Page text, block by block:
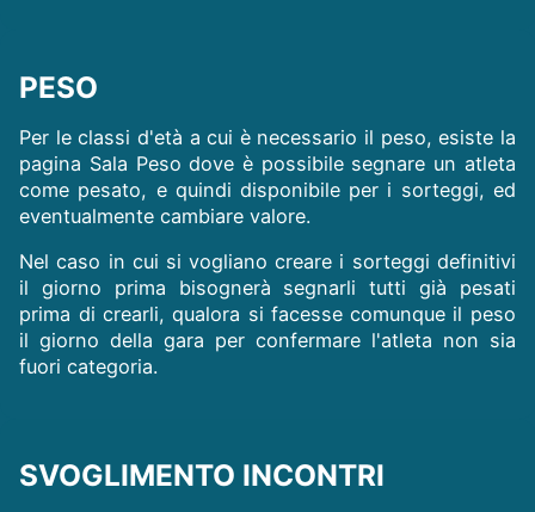
PESO
Per le classi d'età a cui è necessario il peso, esiste la
pagina Sala Peso dove è possibile segnare un atleta
come pesato, e quindi disponibile per i sorteggi, ed
eventualmente cambiare valore.
Nel caso in cui si vogliano creare i sorteggi definitivi
il giorno prima bisognerà segnarli tutti già pesati
prima di crearli, qualora si facesse comunque il peso
il giorno della gara per confermare l'atleta non sia
fuori categoria.
SVOGLIMENTO INCONTRI